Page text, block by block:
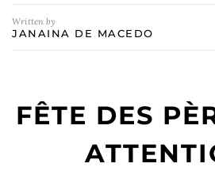
Written by
JANAINA DE MACEDO
FÊTE DES